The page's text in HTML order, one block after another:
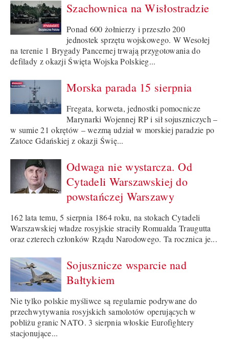
Szachownica na Wisłostradzie
Ponad 600 żołnierzy i przeszło 200
jednostek sprzętu wojskowego. W Wesołej
na terenie 1 Brygady Pancernej trwają przygotowania do
defilady z okazji Święta Wojska Polskieg...
Morska parada 15 sierpnia
Fregata, korweta, jednostki pomocnicze
Marynarki Wojennej RP i sił sojuszniczych –
w sumie 21 okrętów – wezmą udział w morskiej paradzie po
Zatoce Gdańskiej z okazji Świę...
Odwaga nie wystarcza. Od
Cytadeli Warszawskiej do
powstańczej Warszawy
162 lata temu, 5 sierpnia 1864 roku, na stokach Cytadeli
Warszawskiej władze rosyjskie straciły Romualda Traugutta
oraz czterech członków Rządu Narodowego. Ta rocznica je...
Sojusznicze wsparcie nad
Bałtykiem
Nie tylko polskie myśliwce są regularnie podrywane do
przechwytywania rosyjskich samolotów operujących w
pobliżu granic NATO. 3 sierpnia włoskie Eurofightery
stacjonujące...